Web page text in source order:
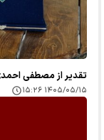
تقدیر از مصطفی
۱۴۰۵/۰۵/۱۵ ۱۵:۲۶